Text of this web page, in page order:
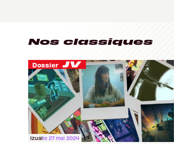
Nos classiques
Dossier
Izualle 27 mai 2024